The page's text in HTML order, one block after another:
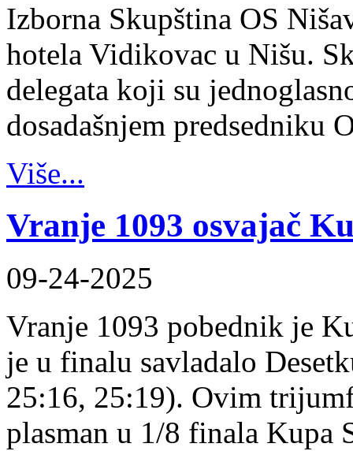
Izborna Skupština OS
hotela Vidikovac u Nišu.
delegata koji su
dosadašnjem predsedniku
Više...
Vranje 1093 osvajač
09-24-2025
Vranje 1093 pobednik je
je u finalu savladalo
25:16, 25:19). Ovim
plasman u 1/8 finala Kupa